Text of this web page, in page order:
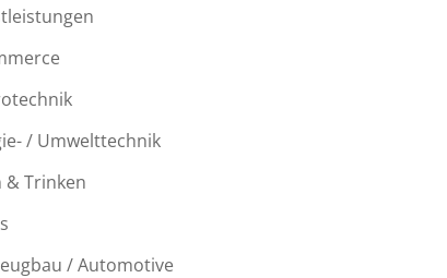
/ Umwelttechnik
& Trinken
/ Automotive